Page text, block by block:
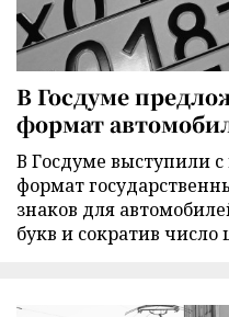
В Госдуме
формат
В Госдуме выступили
формат
знаков для
букв и сократив число